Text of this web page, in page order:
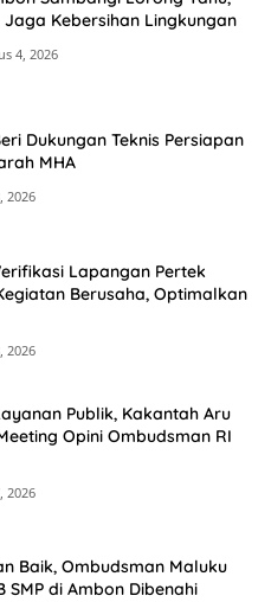
Kebersihan Lingkungan
4, 2026
Dukungan Teknis Persiapan
MHA
2026
Lapangan Pertek
Berusaha, Optimalkan
2026
Publik, Kakantah Aru
Opini Ombudsman RI
2026
Baik, Ombudsman Maluku
SMP di Ambon Dibenahi